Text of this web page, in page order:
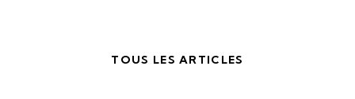
TOUS LES ARTICLES